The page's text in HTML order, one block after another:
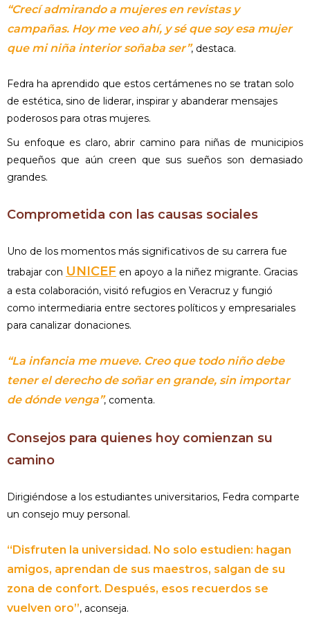
“Crecí admirando a mujeres en revistas y
campañas. Hoy me veo ahí, y sé que soy esa mujer
que mi niña interior soñaba ser”, destaca.
Fedra ha aprendido que estos certámenes no se tratan solo
de estética, sino de liderar, inspirar y abanderar mensajes
poderosos para otras mujeres.
Su enfoque es claro, abrir camino para niñas de municipios
pequeños que aún creen que sus sueños son demasiado
grandes.
Comprometida con las causas sociales
Uno de los momentos más significativos de su carrera fue
trabajar con UNICEF en apoyo a la niñez migrante. Gracias
a esta colaboración, visitó refugios en Veracruz y fungió
como intermediaria entre sectores políticos y empresariales
para canalizar donaciones.
“La infancia me mueve. Creo que todo niño debe
tener el derecho de soñar en grande, sin importar
de dónde venga”, comenta.
Consejos para quienes hoy comienzan su
camino
Dirigiéndose a los estudiantes universitarios, Fedra comparte
un consejo muy personal.
“Disfruten la universidad. No solo estudien: hagan
amigos, aprendan de sus maestros, salgan de su
zona de confort. Después, esos recuerdos se
vuelven oro”, aconseja.